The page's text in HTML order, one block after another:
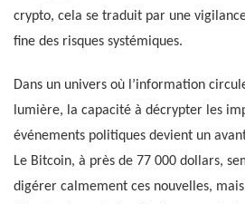
crypto, cela se traduit par une
fine des risques systémiques.
Dans un univers où l’information
lumière, la capacité à décrypter les
événements politiques devient un
Le Bitcoin, à près de 77 000 dollars,
digérer calmement ces nouvelles,